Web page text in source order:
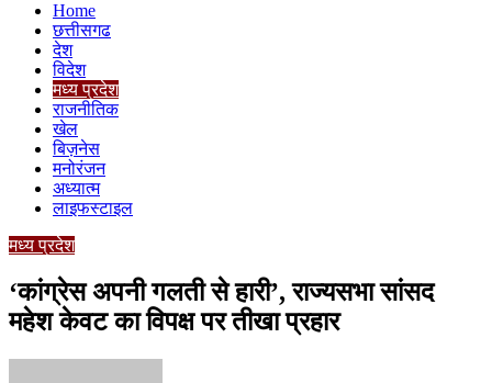
Home
छत्तीसगढ
देश
विदेश
मध्य प्रदेश
राजनीतिक
खेल
बिज़नेस
मनोरंजन
अध्यात्म
लाइफस्टाइल
मध्य प्रदेश
‘कांग्रेस अपनी गलती से हारी’, राज्यसभा सांसद
महेश केवट का विपक्ष पर तीखा प्रहार